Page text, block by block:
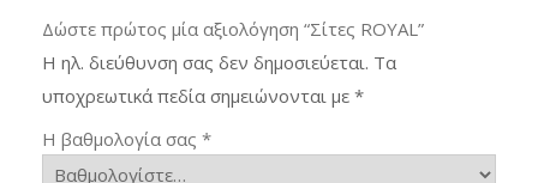
Δώστε πρώτος μία αξιολόγηση “Σίτες ROYAL”
Η ηλ. διεύθυνση σας δεν δημοσιεύεται. Τα
υποχρεωτικά πεδία σημειώνονται με *
Η βαθμολογία σας *